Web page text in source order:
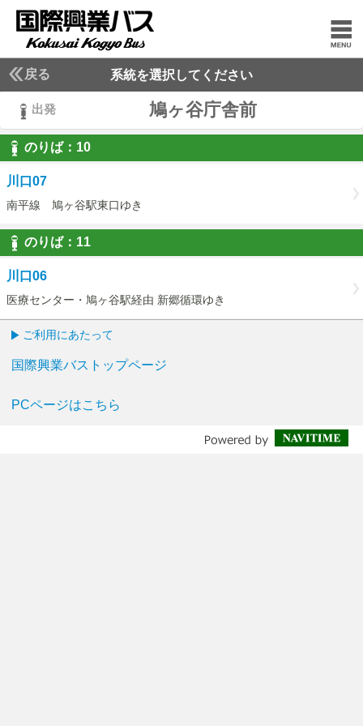
戻る 系統を選択してください
出発 鳩ヶ谷庁舎前
のりば： 10
10
川口07
南平線 鳩ヶ谷駅東口ゆき
のりば： 11
11
川口06
医療センター・鳩ヶ谷駅経由 新郷循環ゆき
ご利用にあたって
国際興業バストップページ
PCページはこちら